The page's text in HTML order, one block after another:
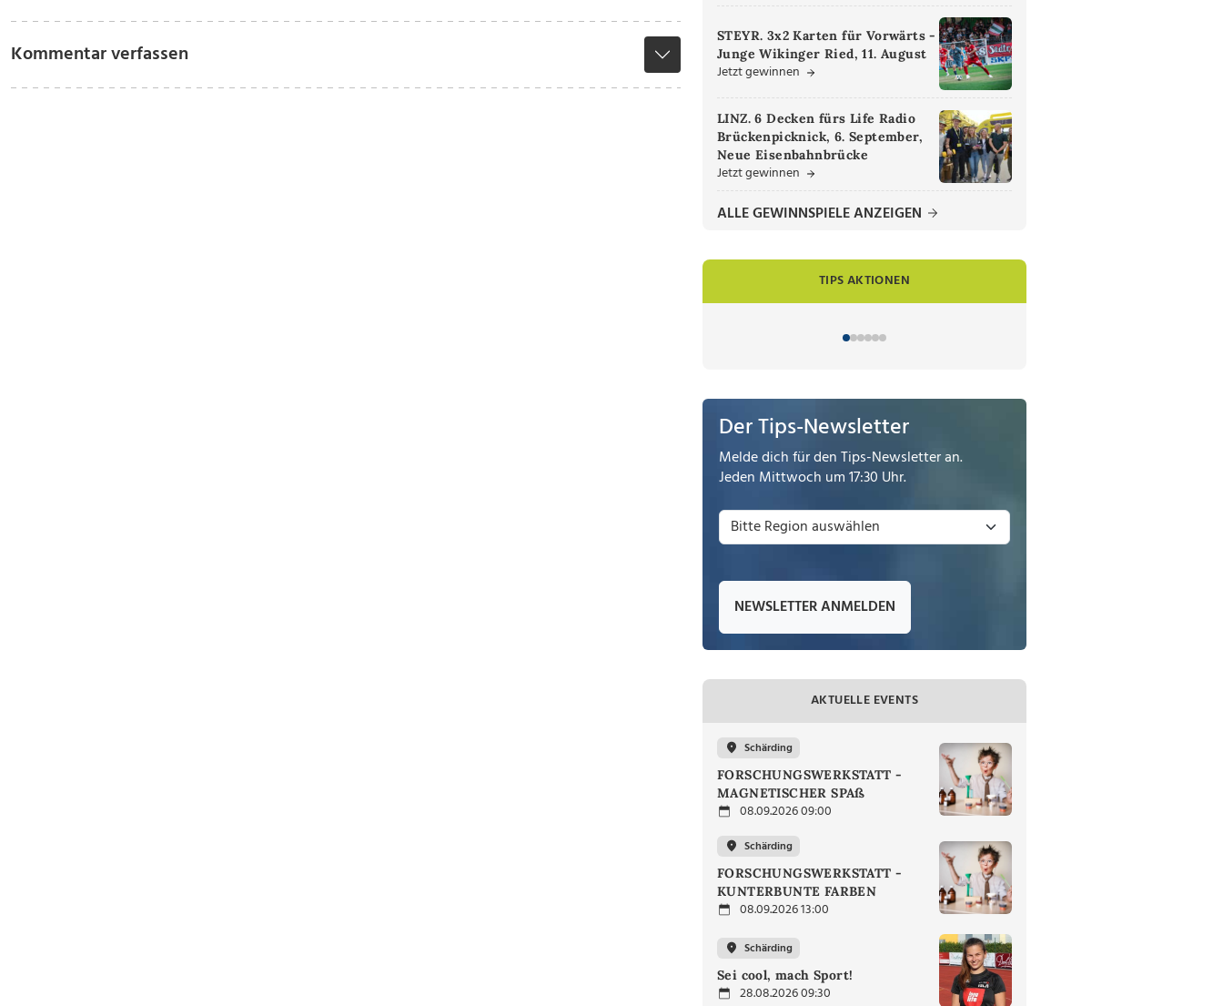
Kommentar verfassen
STEYR. 3x2 Karten für Vorwärts -
Junge Wikinger Ried, 11. August
Jetzt gewinnen
LINZ. 6 Decken fürs Life Radio
Brückenpicknick, 6. September,
Neue Eisenbahnbrücke
Jetzt gewinnen
ALLE GEWINNSPIELE ANZEIGEN
TIPS AKTIONEN
Der Tips-Newsletter
Melde dich für den Tips-Newsletter an.
Jeden Mittwoch um 17:30 Uhr.
NEWSLETTER ANMELDEN
AKTUELLE EVENTS
Schärding
FORSCHUNGSWERKSTATT -
MAGNETISCHER SPAß
08.09.2026 09:00
Schärding
FORSCHUNGSWERKSTATT -
KUNTERBUNTE FARBEN
08.09.2026 13:00
Schärding
Sei cool, mach Sport!
28.08.2026 09:30